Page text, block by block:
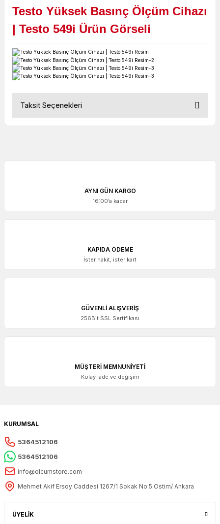
Testo Yüksek Basınç Ölçüm Cihazı
| Testo 549i Ürün Görseli
Taksit Seçenekleri
AYNI GÜN KARGO
16:00’a kadar
KAPIDA ÖDEME
İster nakit, ister kart
GÜVENLİ ALIŞVERİŞ
256Bit SSL Sertifikası
MÜŞTERİ MEMNUNİYETİ
Kolay iade ve değişim
KURUMSAL
5364512106
5364512106
info@olcumstore.com
Mehmet Akif Ersoy Caddesi 1267/1 Sokak No:5 Ostim/ Ankara
ÜYELİK